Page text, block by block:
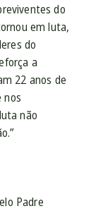
do
em luta,
do
a
22 anos de
nos
não
Padre